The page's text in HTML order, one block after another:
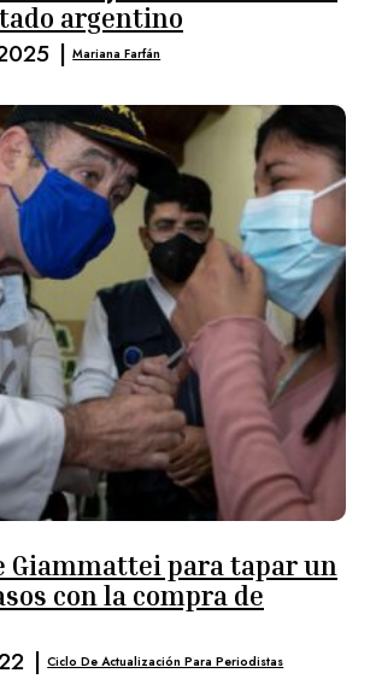
argentino
| Mariana Farfán
Giammattei para tapar un
con la compra de
| Ciclo De Actualización Para Periodistas